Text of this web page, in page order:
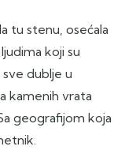
tu stenu, osećala
koji su
dublje u
kamenih vrata
geografijom koja